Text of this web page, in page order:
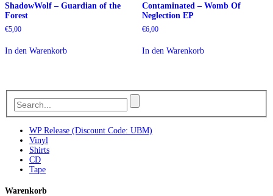
ShadowWolf – Guardian of the
Forest
€5,00
In den Warenkorb
Contaminated – Womb Of
Neglection EP
€6,00
In den Warenkorb
WP Release (Discount Code: UBM)
Vinyl
Shirts
CD
Tape
Warenkorb